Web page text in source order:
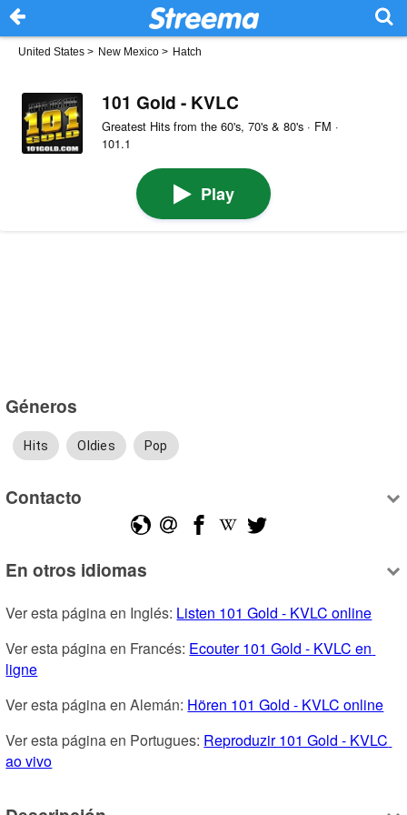
United States > New Mexico > Hatch
101 Gold - KVLC
Greatest Hits from the 60's, 70's & 80's · FM ·
101.1
Play
Géneros
Hits Oldies Pop
Contacto
En otros idiomas
Ver esta página en Inglés: Listen 101 Gold - KVLC online
Ver esta página en Francés: Ecouter 101 Gold - KVLC en
ligne
Ver esta página en Alemán: Hören 101 Gold - KVLC online
Ver esta página en Portugues: Reproduzir 101 Gold - KVLC
ao vivo